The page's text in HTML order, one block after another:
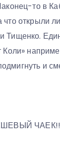
то в
открыли
и
ЧАЕК!!!